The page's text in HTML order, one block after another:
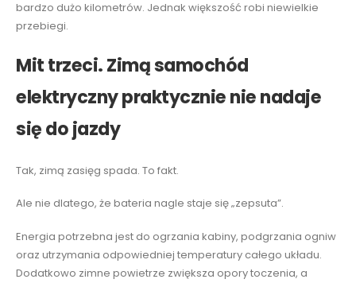
bardzo dużo kilometrów. Jednak większość robi niewielkie
przebiegi.
Mit trzeci. Zimą samochód
elektryczny praktycznie nie nadaje
się do jazdy
Tak, zimą zasięg spada. To fakt.
Ale nie dlatego, że bateria nagle staje się „zepsuta”.
Energia potrzebna jest do ogrzania kabiny, podgrzania ogniw
oraz utrzymania odpowiedniej temperatury całego układu.
Dodatkowo zimne powietrze zwiększa opory toczenia, a